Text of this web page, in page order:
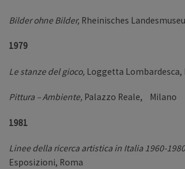
Bilder ohne Bilder, Rheinisches
1979
Le stanze del gioco, Loggetta Lombardesca,
Pittura – Ambiente, Palazzo Reale, Milano
1981
Linee della ricerca artistica in Italia 1960-
Esposizioni, Roma